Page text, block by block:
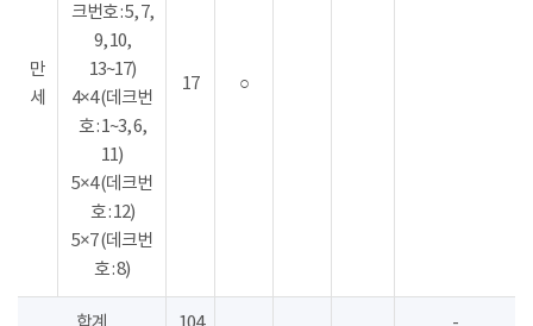
만
세
크번호 : 5, 7,
9, 10,
13~17)
4×4 (데크번
호 : 1~3, 6,
11)
5×4 (데크번
호 : 12)
5×7 (데크번
호 : 8)
17 ○